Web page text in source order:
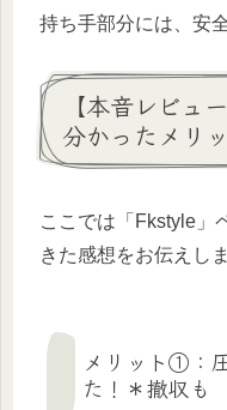
持ち手部分には、安
【本音レビュ
分かったメリ
ここでは「Fkstyle」
きた感想をお伝えしま
メリット①：
た！＊撤収も